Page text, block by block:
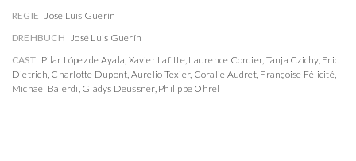
REGIE José Luis Guerín
DREHBUCH José Luis Guerín
CAST Pilar López de Ayala, Xavier Lafitte, Laurence Cordier, Tanja Czichy, Eric
Dietrich, Charlotte Dupont, Aurelio Texier, Coralie Audret, Françoise Félicité,
Michaël Balerdi, Gladys Deussner, Philippe Ohrel